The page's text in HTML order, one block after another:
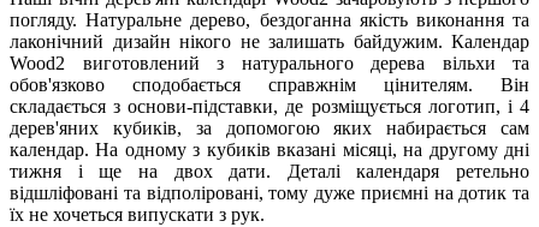
погляду. Натуральне дерево, бездоганна якість виконання та
лаконічний дизайн нікого не залишать байдужим. Календар
Wood2 виготовлений з натурального дерева вільхи та
обов'язково сподобається справжнім цінителям. Він
складається з основи-підставки, де розміщується логотип, і 4
дерев'яних кубиків, за допомогою яких набирається сам
календар. На одному з кубиків вказані місяці, на другому дні
тижня і ще на двох дати. Деталі календаря ретельно
відшліфовані та відполіровані, тому дуже приємні на дотик та
їх не хочеться випускати з рук.